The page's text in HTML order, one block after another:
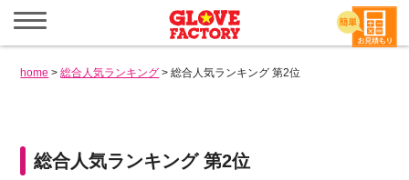
メ
ニ
ュ
を
home >総合人気ランキング >総合人気ランキング 第2位
総合人気ランキング 第2位